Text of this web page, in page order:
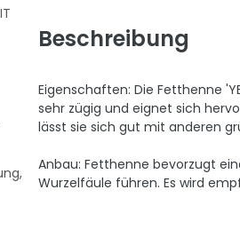
Beschreibung
Eigenschaften: Die Fetthenne
sehr zügig und eignet sich
lässt sie sich gut mit anderen
Anbau: Fetthenne bevorzugt
Wurzelfäule führen. Es wird